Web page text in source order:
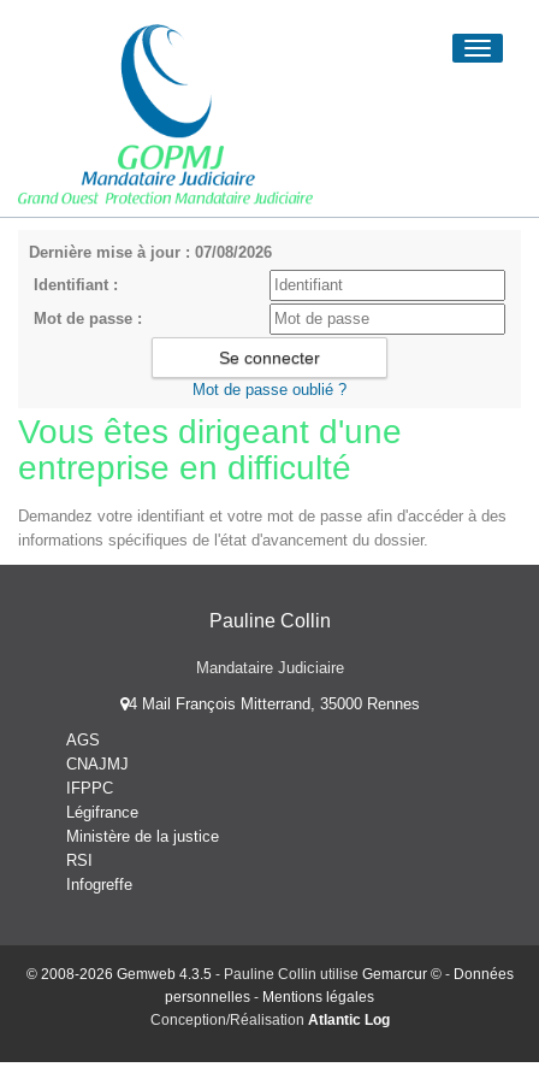
Toggle
Dernière mise à jour : 07/08/2026
Identifiant :
Mot de passe :
Mot de passe oublié ?
Vous êtes dirigeant d'une
entreprise en difficulté
Demandez votre identifiant et votre mot de passe afin d'accéder à des
informations spécifiques de l'état d'avancement du dossier.
Pauline Collin
Mandataire Judiciaire
4 Mail François Mitterrand, 35000 Rennes
AGS
CNAJMJ
IFPPC
Légifrance
Ministère de la justice
RSI
Infogreffe
© 2008-2026 Gemweb 4.3.5 - Pauline Collin utilise Gemarcur ©- Données
personnelles - Mentions légales
Conception/Réalisation Atlantic Log